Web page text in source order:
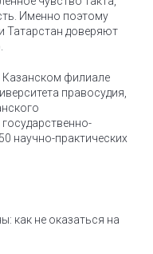
Именно поэтому
Татарстан доверяют
Казанском филиале
правосудия,
научно-практических
как не оказаться на